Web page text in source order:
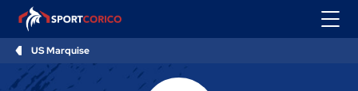
US Marquise